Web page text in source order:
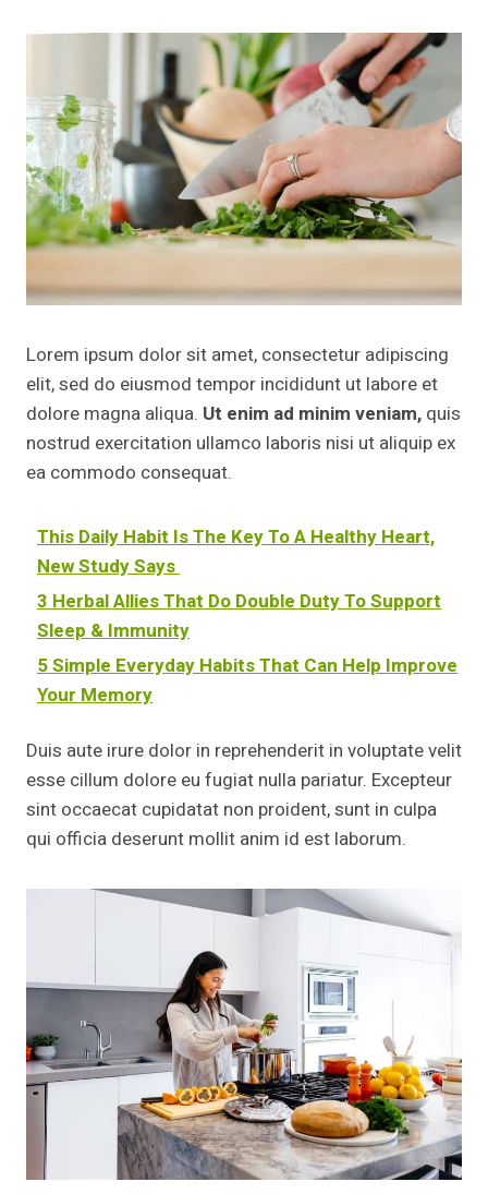
Lorem ipsum dolor sit amet, consectetur adipiscing
elit, sed do eiusmod tempor incididunt ut labore et
dolore magna aliqua. Ut enim ad minim veniam, quis
nostrud exercitation ullamco laboris nisi ut aliquip ex
ea commodo consequat.
This Daily Habit Is The Key To A Healthy Heart,
New Study Says
3 Herbal Allies That Do Double Duty To Support
Sleep & Immunity
5 Simple Everyday Habits That Can Help Improve
Your Memory
Duis aute irure dolor in reprehenderit in voluptate velit
esse cillum dolore eu fugiat nulla pariatur. Excepteur
sint occaecat cupidatat non proident, sunt in culpa
qui officia deserunt mollit anim id est laborum.